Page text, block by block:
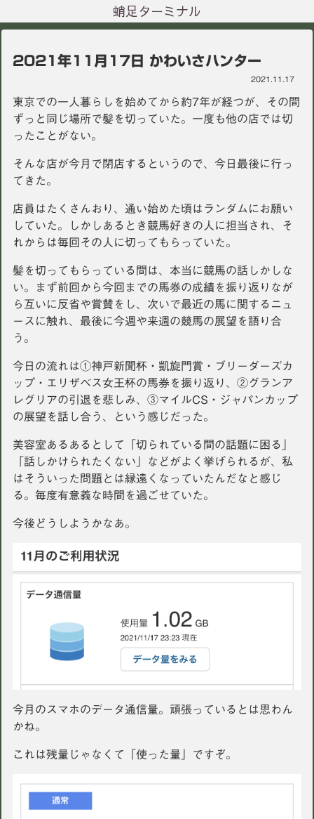
蛸足ターミナル
2021年11月17日 かわいさハンター
2021.11.17
東京での一人暮らしを始めてから約7年が経つが、その間
ずっと同じ場所で髪を切っていた。一度も他の店では切
ったことがない。
そんな店が今月で閉店するというので、今日最後に行っ
てきた。
店員はたくさんおり、通い始めた頃はランダムにお願い
していた。しかしあるとき競馬好きの人に担当され、そ
れからは毎回その人に切ってもらっていた。
髪を切ってもらっている間は、本当に競馬の話しかしな
い。まず前回から今回までの馬券の成績を振り返りなが
ら互いに反省や賞賛をし、次いで最近の馬に関するニュ
ースに触れ、最後に今週や来週の競馬の展望を語り合
う。
今日の流れは①神戸新聞杯・凱旋門賞・ブリーダーズカ
ップ・エリザベス女王杯の馬券を振り返り、②グランア
レグリアの引退を悲しみ、③マイルCS・ジャパンカップ
の展望を話し合う、という感じだった。
美容室あるあるとして「切られている間の話題に困る」
「話しかけられたくない」などがよく挙げられるが、私
はそういった問題とは縁遠くなっていたんだなと感じ
る。毎度有意義な時間を過ごせていた。
今後どうしようかなあ。
今月のスマホのデータ通信量。頑張っているとは思わん
かね。
これは残量じゃなくて「使った量」ですぞ。